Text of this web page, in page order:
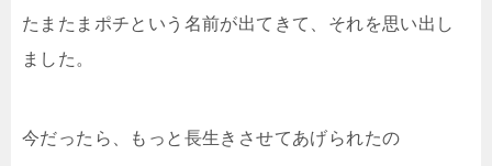
たまたまポチという名前が出てきて、それを思い出し
ました。
今だったら、もっと長生きさせてあげられたの